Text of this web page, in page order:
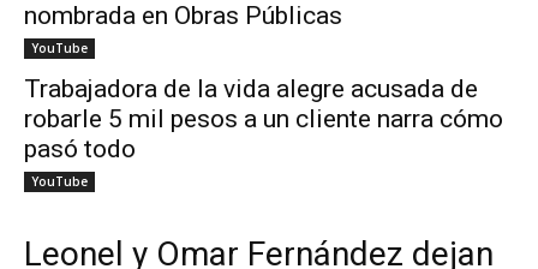
nombrada en Obras Públicas
YouTube
Trabajadora de la vida alegre acusada de
robarle 5 mil pesos a un cliente narra cómo
pasó todo
YouTube
Leonel y Omar Fernández dejan